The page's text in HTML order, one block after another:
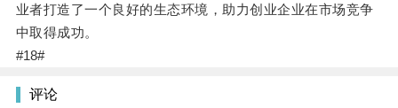
业者打造了一个良好的生态环境，助力创业企业在市场竞争
中取得成功。
#18#
评论